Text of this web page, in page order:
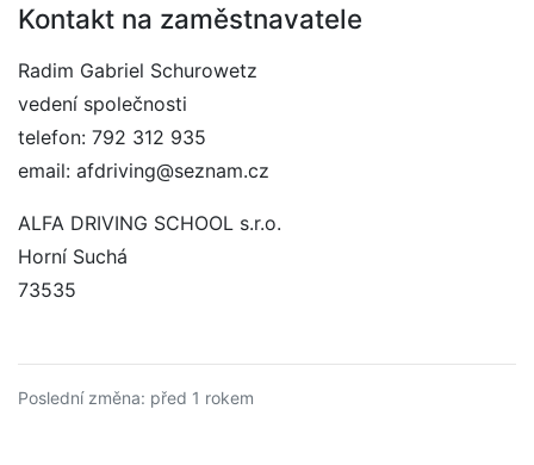
Kontakt na zaměstnavatele
Radim Gabriel Schurowetz
vedení společnosti
telefon: 792 312 935
email: afdriving@seznam.cz
ALFA DRIVING SCHOOL s.r.o.
Horní Suchá
73535
Poslední změna: před 1 rokem